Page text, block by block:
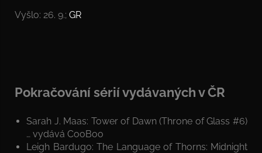
Vyšlo: 26. 9.; GR
Pokračování sérií vydávaných v ČR
Sarah J. Maas: Tower of Dawn (Throne of Glass #6)
… vydává CooBoo
Leigh Bardugo: The Language of Thorns: Midnight